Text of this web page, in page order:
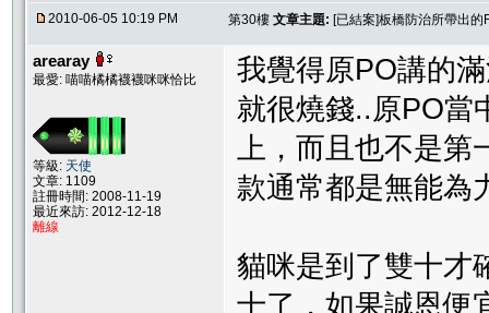
2010-06-05 10:19 PM 第30樓 文章主題: [已結案]板橋防治所帶出
arearay
最愛: 喵喵橘橘襪襪咪咪恰比
等級: 天使
文章: 1109
註冊時間: 2008-11-19
最近來訪: 2012-12-18
離線
我覺得原PO講的
就很燒錢..原PO當
上，而且也不是第
款通常都是無能為
貓咪是到了雙十才
十了，如果誠恩便